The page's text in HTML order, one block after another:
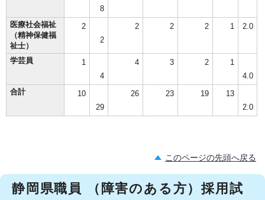
8
医療社会福祉
（精神保健福
祉士）
2
2
2 2 2 1 2.0
学芸員
1
4
4 3 2
1
4.0
合計
10
29
26 23 19
13
2.0
このページの先頭へ戻る
静岡県職員 （障害のある方）採用試